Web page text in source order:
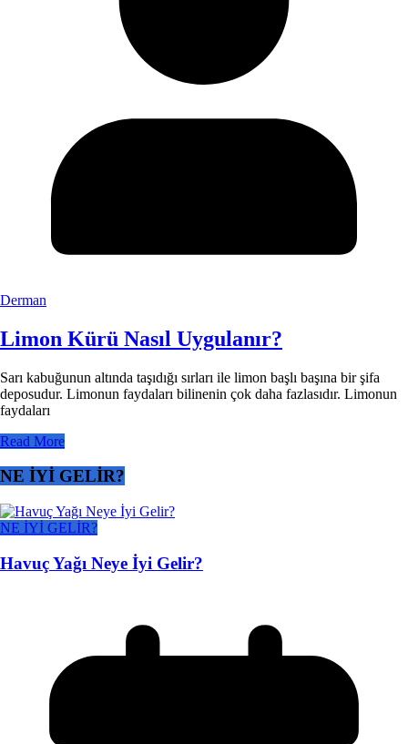
Derman
Limon Kürü Nasıl Uygulanır?
Sarı kabuğunun altında taşıdığı sırları ile limon başlı başına bir şifa
deposudur. Limonun faydaları bilinenin çok daha fazlasıdır. Limonun
faydaları
Read More
NE İYİ GELİR?
NE İYİ GELİR?
Havuç Yağı Neye İyi Gelir?